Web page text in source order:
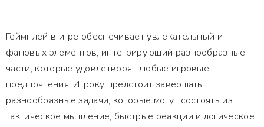
Геймплей в игре обеспечивает увлекательный и
фановых элементов, интегрирующий разнообразные
части, которые удовлетворят любые игровые
предпочтения. Игроку предстоит завершать
разнообразные задачи, которые могут состоять из
тактическое мышление, быстрые реакции и логическое